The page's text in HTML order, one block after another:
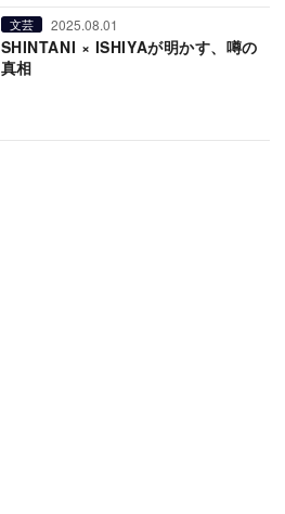
文芸 2025.08.01
SHINTANI × ISHIYAが明かす、噂の
真相